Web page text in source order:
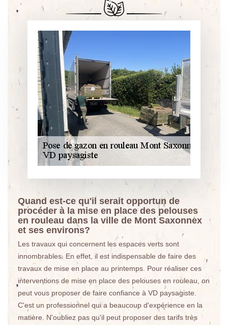
Quand est-ce qu'il serait opportun de
procéder à la mise en place des pelouses
en rouleau dans la ville de Mont Saxonnex
et ses environs?
Les travaux qui concernent les espaces verts sont
innombrables. En effet, il est indispensable de faire des
travaux de mise en place au printemps. Pour réaliser ces
interventions de mise en place des pelouses en rouleau, on
peut vous proposer de faire confiance à VD paysagiste.
C'est un professionnel qui a beaucoup d'expérience en la
matière. N'oubliez pas qu'il peut proposer des tarifs très